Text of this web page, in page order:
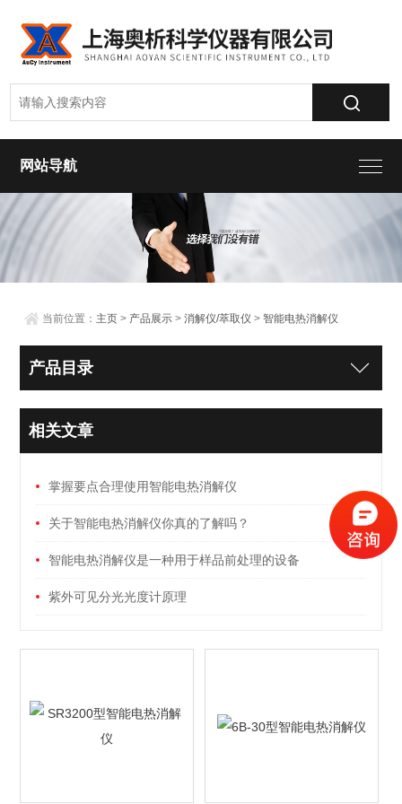
网站导航
当前位置： 主页 > 产品展示 >消解仪/萃取仪 >智能电热消解仪
产品目录
相关文章
掌握要点合理使用智能电热消解仪
关于智能电热消解仪你真的了解吗？
智能电热消解仪是一种用于样品前处理的设备
紫外可见分光光度计原理